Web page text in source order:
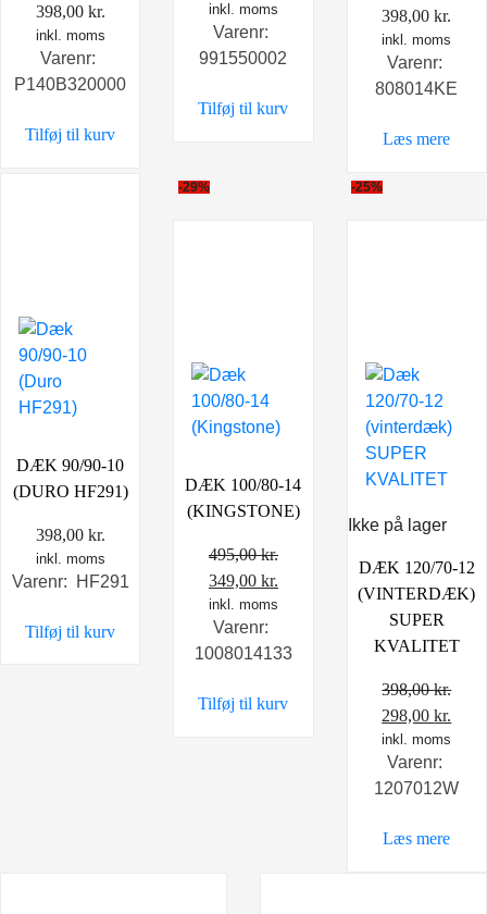
398,00 kr.
inkl. moms
Varenr:
P140B320000
Tilføj til kurv
inkl. moms
Varenr:
991550002
Tilføj til kurv
398,00kr.
inkl. moms
Varenr:
808014KE
Læs mere
DÆK 90/90-10
(DURO HF291)
398,00 kr.
inkl. moms
Varenr: HF291
Tilføj til kurv
-29%
DÆK 100/80-14
(KINGSTONE)
495,00kr.
Den
oprindelige
pris
var:
349,00 kr.
aktuelle
er:
inkl. moms
Varenr:
1008014133
Tilføj til kurv
-25%
Ikke på lager
DÆK 120/70-12
(VINTERDÆK)
SUPER
KVALITET
398,00kr.
Den
oprindelige
pris
var:
298,00kr.
er:
inkl. moms
Varenr:
1207012W
Læs mere